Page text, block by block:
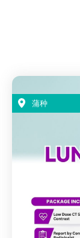
蒲种